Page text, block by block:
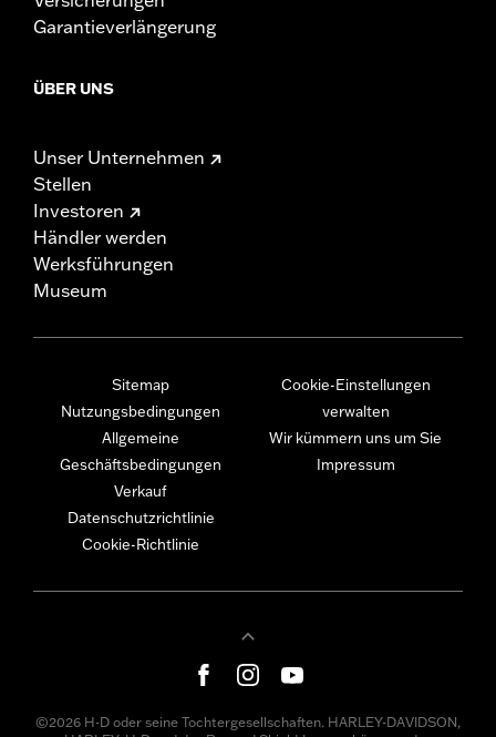
Garantieverlängerung
ÜBER UNS
Unser Unternehmen
Stellen
Investoren
Händler werden
Werksführungen
Museum
Sitemap
Nutzungsbedingungen
Allgemeine
Geschäftsbedingungen
Verkauf
Datenschutzrichtlinie
Cookie-Richtlinie
Cookie-Einstellungen
verwalten
Wir kümmern uns um Sie
Impressum
©2026 H-D oder seine Tochtergesellschaften. HARLEY-DAVIDSON,